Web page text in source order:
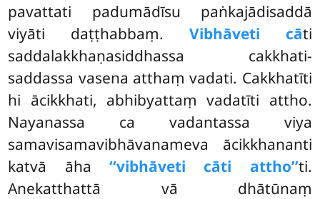
pavattati padumādīsu paṅkajādisaddā
viyāti daṭṭhabbaṃ. Vibhāveti cāti
saddalakkhaṇasiddhassa cakkhati-
saddassa vasena atthaṃ vadati. Cakkhatīti
hi ācikkhati, abhibyattaṃ vadatīti attho.
Nayanassa ca vadantassa viya
samavisamavibhāvanameva ācikkhananti
katvā āha ‘‘vibhāveti cāti attho’’ti.
Anekatthattā vā dhātūnaṃ